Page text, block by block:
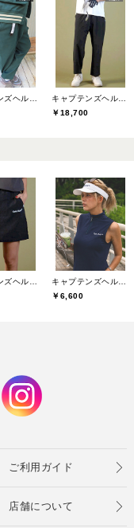
キャプテンズヘルムゴルフ(Captains Helm Golf)
キャプテンズヘルムゴルフ(Captains Helm Golf)
￥18,700
キャプテンズヘルムゴルフ(Captains Helm Golf)
キャプテンズヘルムゴルフ(Captains Helm Golf)
￥6,600
ご利用ガイド
店舗について